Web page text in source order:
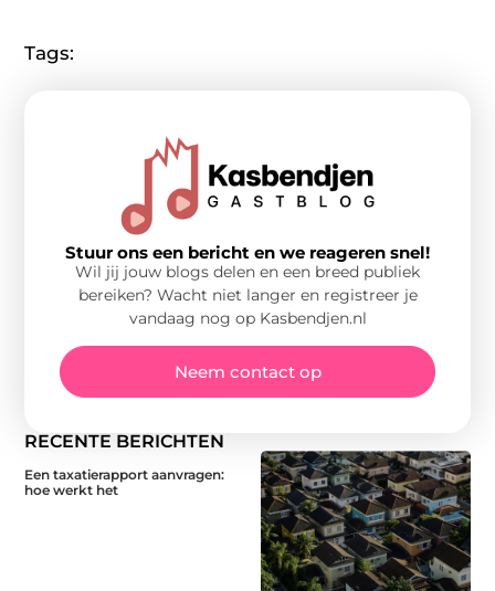
Tags:
RECENTE BERICHTEN
Een taxatierapport aanvragen:
hoe werkt het
Stuur ons een bericht en we reageren snel!
Wil jij jouw blogs delen en een breed publiek
bereiken? Wacht niet langer en registreer je
vandaag nog op Kasbendjen.nl
Neem contact op